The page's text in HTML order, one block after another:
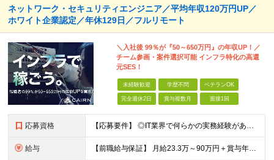
ネットワーク・セキュリティエンジニア／平均年収120万円UP／
ホワイト企業認定／年休129日／フルリモート
＼入社後 99％が『50～650万円』の年収UP！／
チーム参画・案件選択可能 インフラ特化の高還
元SES！
未経験歓迎 学歴不問 ベテランOK
完全週休2日 賞与複数月 面接1回
応募資格 【応募要件】 ◎IT業界で何らかの実務経験がある方 └2～3ヶ月の実務経験のある方は歓迎します！ 例）PCキッティングやモバイル通信基地局の業務経験者など インフラエンジニアとしてご経験のある方は、
給与 【前職給与保証】 月給23.3万～90万円＋賞与年2回＋インセンティブ ★年収1000万円以上の実績あり！ ※上記月給には月20～30時間分（2万9,300円～21万7,900円）の固定残業代を含み